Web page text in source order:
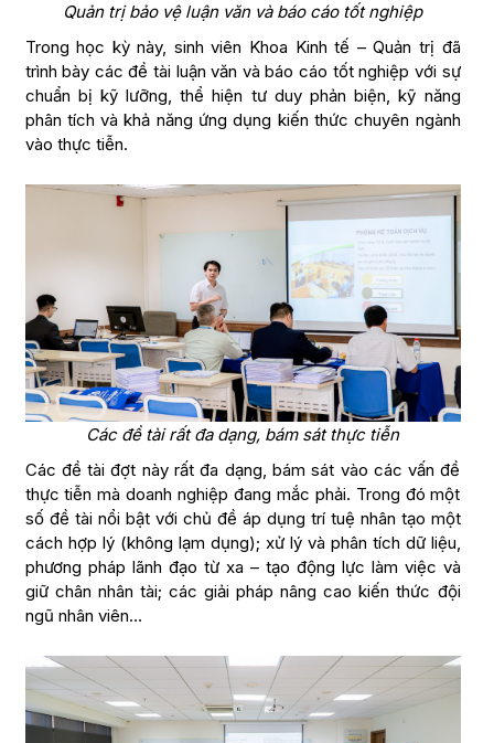
Quản trị bảo vệ luận văn và báo cáo tốt nghiệp
Trong học kỳ này, sinh viên Khoa Kinh tế – Quản trị đã
trình bày các đề tài luận văn và báo cáo tốt nghiệp với sự
chuẩn bị kỹ lưỡng, thể hiện tư duy phản biện, kỹ năng
phân tích và khả năng ứng dụng kiến thức chuyên ngành
vào thực tiễn.
Các đề tài rất đa dạng, bám sát thực tiễn
Các đề tài đợt này rất đa dạng, bám sát vào các vấn đề
thực tiễn mà doanh nghiệp đang mắc phải. Trong đó một
số đề tài nổi bật với chủ đề áp dụng trí tuệ nhân tạo một
cách hợp lý (không lạm dụng); xử lý và phân tích dữ liệu,
phương pháp lãnh đạo từ xa – tạo động lực làm việc và
giữ chân nhân tài; các giải pháp nâng cao kiến thức đội
ngũ nhân viên…